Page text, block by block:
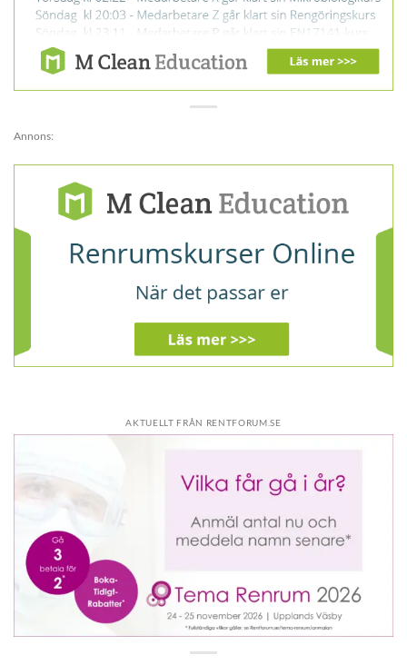
Annons:
AKTUELLT FRÅN RENTFORUM.SE